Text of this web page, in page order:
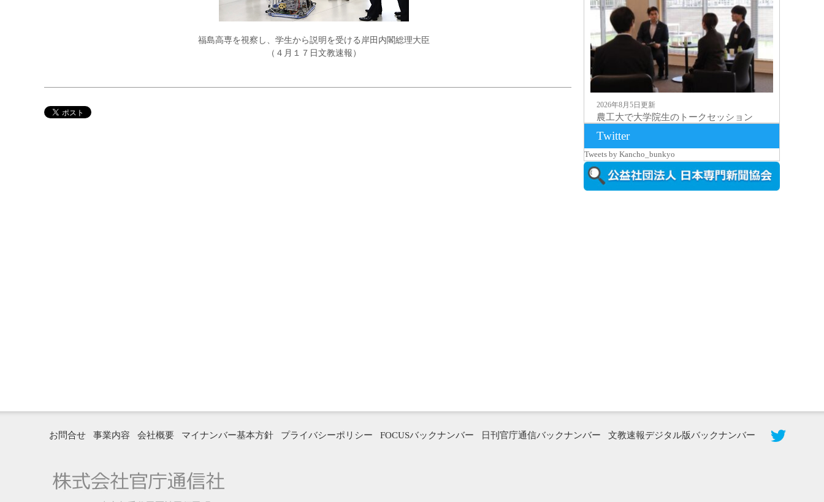
福島高専を視察し、学生から説明を受ける岸田内閣総理大臣
（４月１７日文教速報）
2026年8月5日更新
農工大で大学院生のトークセッション
Twitter
Tweets by Kancho_bunkyo
お問合せ 事業内容 会社概要 マイナンバー基本方針 プライバシーポリシー FOCUSバックナンバー 日刊官庁通信バックナンバー 文教速報デジタル版バックナンバー